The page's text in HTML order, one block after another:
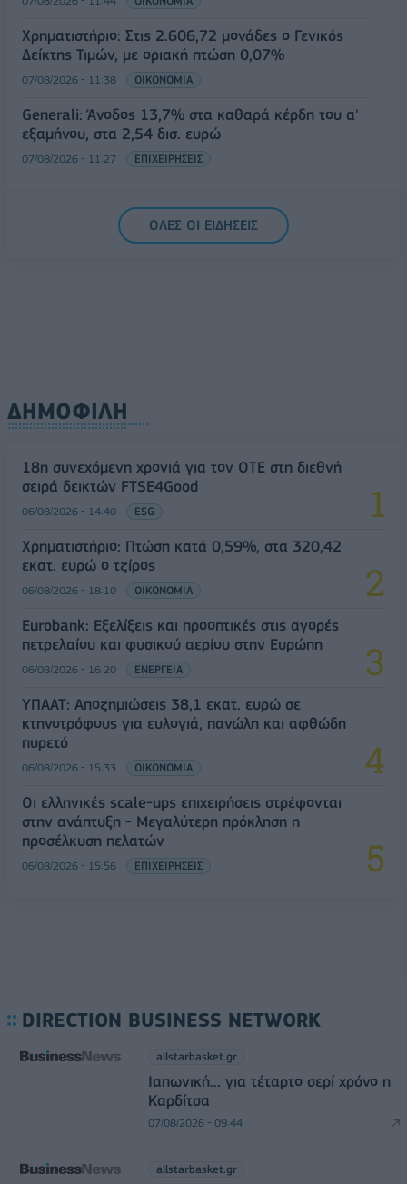
Χρηματιστήριο: Στις 2.606,72 μονάδες ο Γενικός
Δείκτης Τιμών, με οριακή πτώση 0,07%
07/08/2026 - 11:38 ΟΙΚΟΝΟΜΙΑ
Generali: Άνοδος 13,7% στα καθαρά κέρδη του α'
εξαμήνου, στα 2,54 δισ. ευρώ
07/08/2026 - 11:27 ΕΠΙΧΕΙΡΗΣΕΙΣ
ΟΛΕΣ ΟΙ ΕΙΔΗΣΕΙΣ
ΔΗΜΟΦΙΛΗ
18η συνεχόμενη χρονιά για τον ΟΤΕ στη διεθνή
σειρά δεικτών FTSE4Good
06/08/2026 - 14:40 ESG
Χρηματιστήριο: Πτώση κατά 0,59%, στα 320,42
εκατ. ευρώ ο τζίρος
06/08/2026 - 18:10 ΟΙΚΟΝΟΜΙΑ
Eurobank: Εξελίξεις και προοπτικές στις αγορές
πετρελαίου και φυσικού αερίου στην Ευρώπη
06/08/2026 - 16:20 ΕΝΕΡΓΕΙΑ
ΥΠΑΑΤ: Αποζημιώσεις 38,1 εκατ. ευρώ σε
κτηνοτρόφους για ευλογιά, πανώλη και αφθώδη
πυρετό
06/08/2026 - 15:33 ΟΙΚΟΝΟΜΙΑ
Οι ελληνικές scale-ups επιχειρήσεις στρέφονται
στην ανάπτυξη - Μεγαλύτερη πρόκληση η
προσέλκυση πελατών
06/08/2026 - 15:56 ΕΠΙΧΕΙΡΗΣΕΙΣ
DIRECTION BUSINESS NETWORK
allstarbasket.gr
Ιαπωνική... για τέταρτο σερί χρόνο η
Καρδίτσα
07/08/2026 - 09:44
allstarbasket.gr